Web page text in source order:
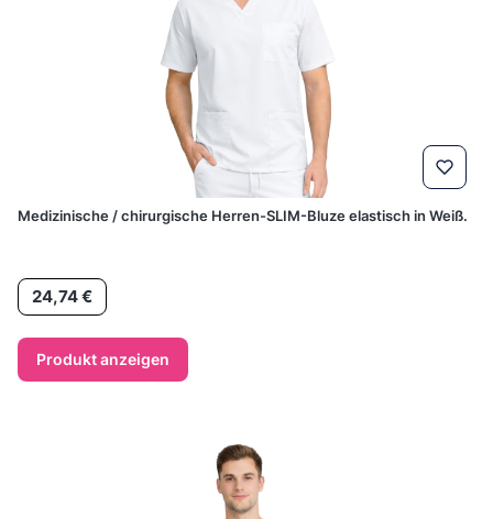
Medizinische / chirurgische Herren-SLIM-Bluze elastisch in Weiß.
Preis
24,74 €
Produkt anzeigen